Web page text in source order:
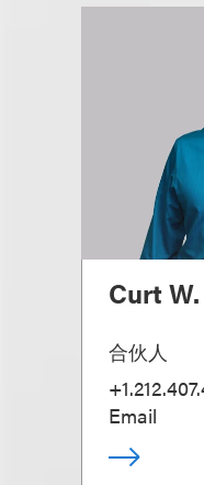
Curt
合伙人
Email